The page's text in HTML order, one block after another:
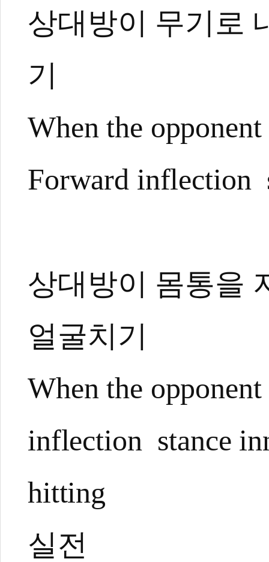
상대방이 무기로
기
When the
Forward inflection
상대방이 몸통을
얼굴치기
When the
inflection stance
hitting
실전